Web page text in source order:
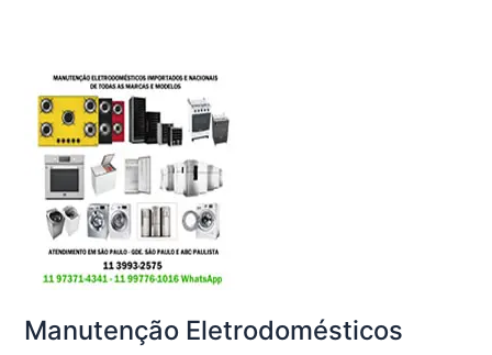
Manutenção Eletrodomésticos